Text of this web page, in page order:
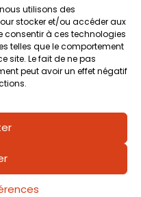
utilisons des
stocker et/ou accéder aux
consentir à ces technologies
telles que le comportement
site. Le fait de ne pas
peut avoir un effet négatif
sur
viennent de
du McDo